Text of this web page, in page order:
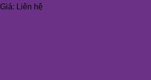
Giá: Liên hệ